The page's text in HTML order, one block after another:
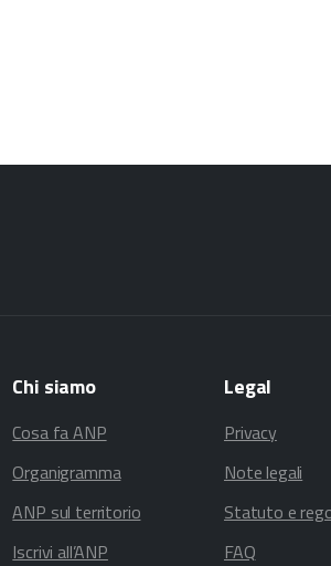
Chi siamo
Cosa fa ANP
Organigramma
ANP sul territorio
Iscrivi all’ANP
Legal
Privacy
Note legali
Statuto e
FAQ